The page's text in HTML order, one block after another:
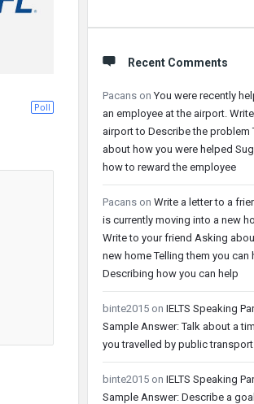
Poll
Recent Comments
Pacans onYou were recently
an employee at the airport.
airport to Describe the problem
about how you were helped
how to reward the employee
Pacans on Write a letter to a
is currently moving into a new
Write to your friend Asking
new home Telling them you can
Describing how you can help
binte2015 on IELTS Speaking
Sample Answer: Talk about a
you travelled by public transport
binte2015 on IELTS Speaking
Sample Answer: Describe a